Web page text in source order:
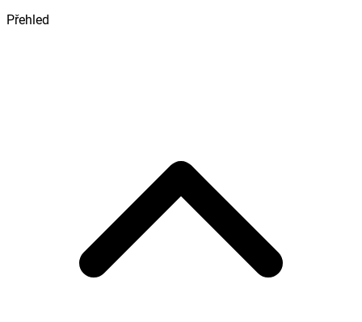
Přehled